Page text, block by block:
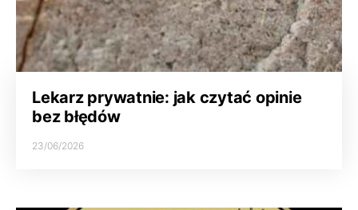
Lekarz prywatnie: jak czytać opinie
bez błędów
23/06/2026